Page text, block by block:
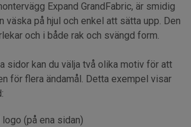
Expand GrandFabric, är smidig
väska på hjul och enkel att sätta upp. Den
och i både rak och svängd form.
sidor kan du välja två olika motiv för att
för flera ändamål. Detta exempel visar
(på ena sidan)